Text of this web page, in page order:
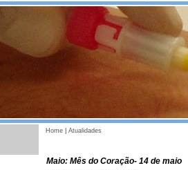
Home Atualidades
Maio: Mês do Coração- 14 de maio